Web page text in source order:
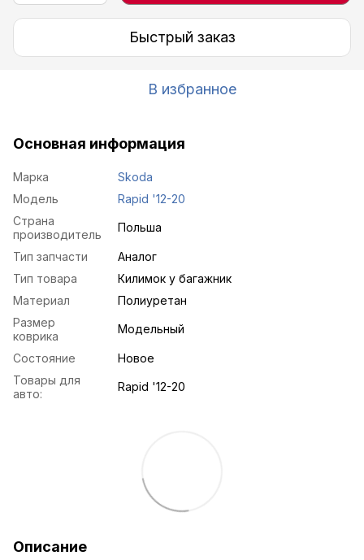
Быстрый заказ
В избранное
Основная информация
Марка
Skoda
Модель
Rapid '12-20
Страна
производитель
Польша
Тип запчасти
Аналог
Тип товара
Килимок у багажник
Материал
Полиуретан
Размер
коврика
Модельный
Состояние
Новое
Товары для
авто:
Rapid '12-20
Описание